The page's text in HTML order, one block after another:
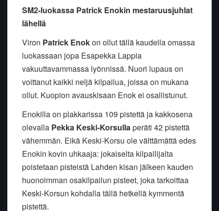
SM2-luokassa Patrick Enokin mestaruusjuhlat
lähellä
Viron Patrick Enokon ollut tällä kaudella omassa
luokassaan jopa Esapekka Lappia
vakuuttavammassa lyönnissä. Nuori lupaus on
voittanut kaikki neljä kilpailua, joissa on mukana
ollut. Kuopion avauskisaan Enok ei osallistunut.
Enokilla on plakkarissa 109 pistettä ja kakkosena
olevalla Pekka Keski-Korsullaperäti 42 pistettä
vähemmän. Eikä Keski-Korsu ole välttämättä edes
Enokin kovin uhkaaja: jokaiselta kilpailijalta
poistetaan pisteistä Lahden kisan jälkeen kauden
huonoimman osakilpailun pisteet, joka tarkoittaa
Keski-Korsun kohdalla tällä hetkellä kymmentä
pistettä.